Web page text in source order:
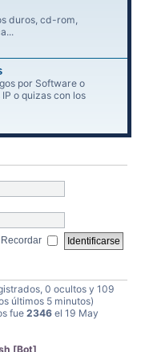
duros, cd-rom,
por Software o
o quizas con los
Recordar
0 ocultos y 109
últimos 5 minutos)
fue2346 el 19 May
[Bot]